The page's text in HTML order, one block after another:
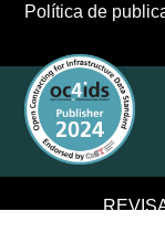
Política de